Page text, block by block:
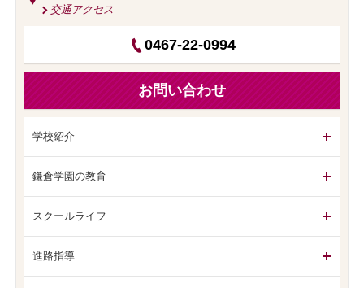
交通アクセス
0467-22-0994
お問い合わせ
学校紹介
鎌倉学園の教育
スクールライフ
進路指導